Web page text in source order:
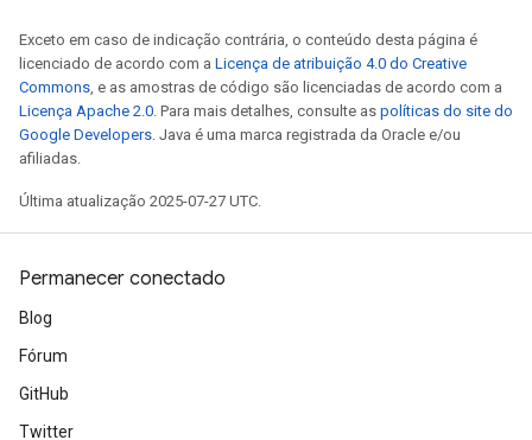
Exceto em caso de indicação contrária, o conteúdo desta página é
licenciado de acordo com a Licença de atribuição 4.0 do Creative
Commons, e as amostras de código são licenciadas de acordo com a
Licença Apache 2.0. Para mais detalhes, consulte as políticas do site do
Google Developers. Java é uma marca registrada da Oracle e/ou
afiliadas.
Última atualização 2025-07-27 UTC.
Permanecer conectado
Blog
Fórum
GitHub
Twitter